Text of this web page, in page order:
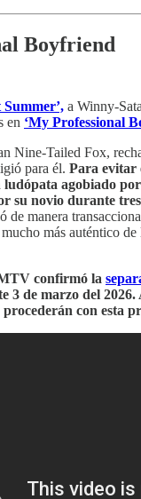
Boyfriend
Summer’, a Winny-
en ‘My Professional
Nine-Tailed Fox,
para él. Para evitar
agobiado
su novio durante tres
de manera
más auténtico
confirmó la
3 de marzo del
con esta